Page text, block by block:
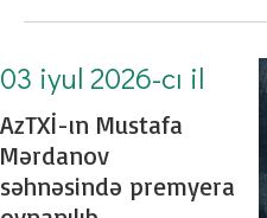
03 iyul 2026-cı il
AzTXİ-ın Mustafa
Mərdanov
səhnəsində premyera